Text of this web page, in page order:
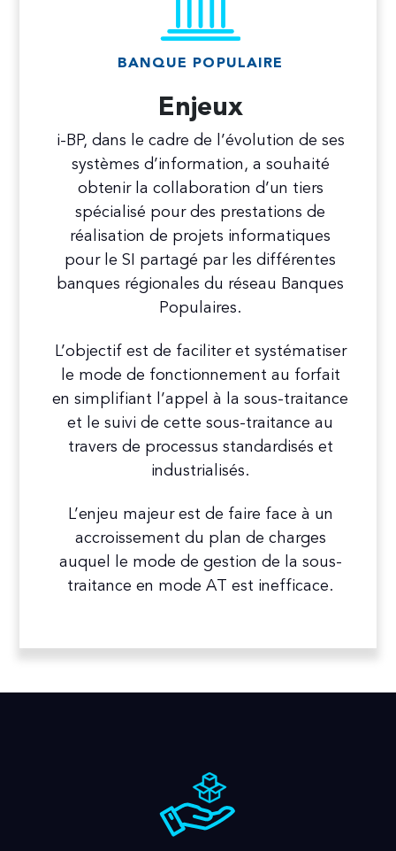
BANQUE POPULAIRE
Enjeux
i-BP, dans le cadre de l’évolution de ses
systèmes d’information, a souhaité
obtenir la collaboration d’un tiers
spécialisé pour des prestations de
réalisation de projets informatiques
pour le SI partagé par les différentes
banques régionales du réseau Banques
Populaires.
L’objectif est de faciliter et systématiser
le mode de fonctionnement au forfait
en simplifiant l’appel à la sous-traitance
et le suivi de cette sous-traitance au
travers de processus standardisés et
industrialisés.
L’enjeu majeur est de faire face à un
accroissement du plan de charges
auquel le mode de gestion de la sous-
traitance en mode AT est inefficace.